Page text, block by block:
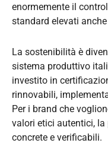
enormemente il
standard elevati
La sostenibilità è
sistema produttivo
investito in
rinnovabili,
Per i brand che
valori etici autentici,
concrete e verificabili.